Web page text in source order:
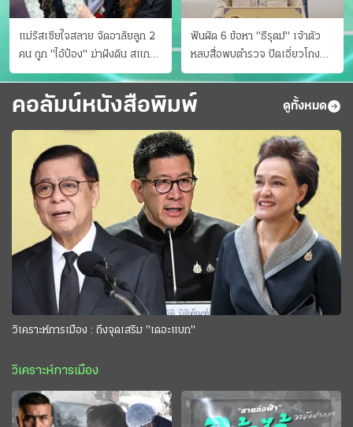
แม่รัสเซียใจสลาย จัดอาลัยลูก 2
คน ถูก "ไอ้ป๋อง" ฆ่าฝังดิน สแกน
ไม่มีศพเพิ่ม
ฟันผิด 6 ข้อหา "ธีรุตม์" เจ้าตัว
หลบสื่อพบตำรวจ ปัดเอี่ยวโกง
สอบท้องถิ่น จ่อบี้รํ่ารวยมากปกติ
คอลัมน์หนังสือพิมพ์ ดูทั้งหมด
วิเคราะห์การเมือง : ถึงจุดเสริม "เดอะแบก"
วิเคราะห์การเมือง